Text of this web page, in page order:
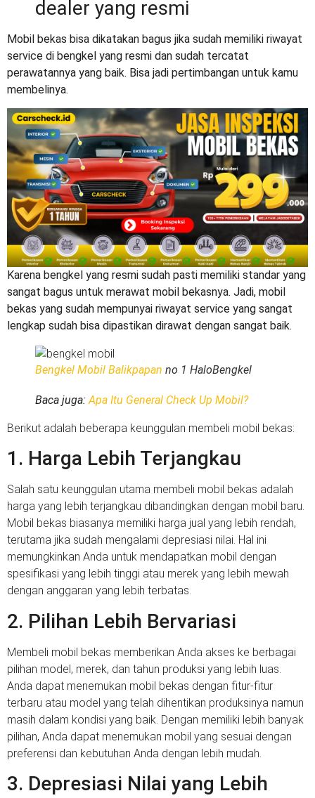
dealer yang resmi
Mobil bekas bisa dikatakan bagus jika sudah memiliki riwayat
service di bengkel yang resmi dan sudah tercatat
perawatannya yang baik. Bisa jadi pertimbangan untuk kamu
membelinya.
Karena bengkel yang resmi sudah pasti memiliki standar yang
sangat bagus untuk merawat mobil bekasnya. Jadi, mobil
bekas yang sudah mempunyai riwayat service yang sangat
lengkap sudah bisa dipastikan dirawat dengan sangat baik.
Bengkel Mobil Balikpapan no 1 HaloBengkel
Baca juga:Apa Itu General Check Up Mobil?
Berikut adalah beberapa keunggulan membeli mobil bekas:
1. Harga Lebih Terjangkau
Salah satu keunggulan utama membeli mobil bekas adalah
harga yang lebih terjangkau dibandingkan dengan mobil baru.
Mobil bekas biasanya memiliki harga jual yang lebih rendah,
terutama jika sudah mengalami depresiasi nilai. Hal ini
memungkinkan Anda untuk mendapatkan mobil dengan
spesifikasi yang lebih tinggi atau merek yang lebih mewah
dengan anggaran yang lebih terbatas.
2. Pilihan Lebih Bervariasi
Membeli mobil bekas memberikan Anda akses ke berbagai
pilihan model, merek, dan tahun produksi yang lebih luas.
Anda dapat menemukan mobil bekas dengan fitur-fitur
terbaru atau model yang telah dihentikan produksinya namun
masih dalam kondisi yang baik. Dengan memiliki lebih banyak
pilihan, Anda dapat menemukan mobil yang sesuai dengan
preferensi dan kebutuhan Anda dengan lebih mudah.
3. Depresiasi Nilai yang Lebih